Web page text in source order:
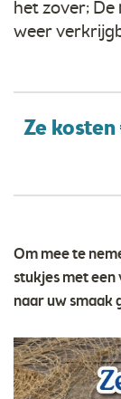
het zover;
weer
Ze
Om mee te
stukjes met een
naar uw smaak